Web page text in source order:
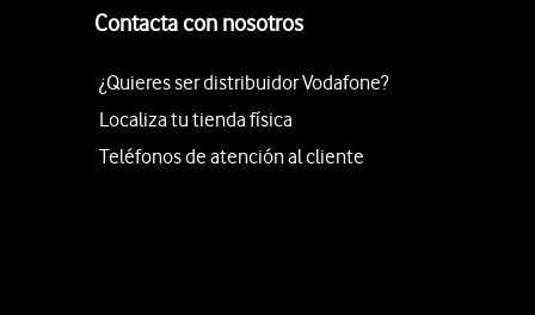
Contacta con nosotros
¿Quieres ser distribuidor Vodafone?
Localiza tu tienda física
Teléfonos de atención al cliente